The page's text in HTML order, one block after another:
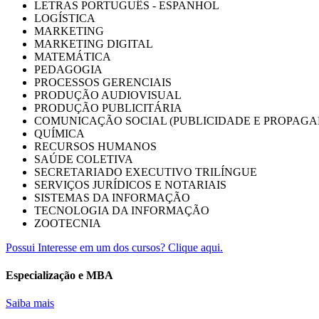
LETRAS PORTUGUÊS - ESPANHOL
LOGÍSTICA
MARKETING
MARKETING DIGITAL
MATEMÁTICA
PEDAGOGIA
PROCESSOS GERENCIAIS
PRODUÇÃO AUDIOVISUAL
PRODUÇÃO PUBLICITÁRIA
COMUNICAÇÃO SOCIAL (PUBLICIDADE E
QUÍMICA
RECURSOS HUMANOS
SAÚDE COLETIVA
SECRETARIADO EXECUTIVO TRILÍNGUE
SERVIÇOS JURÍDICOS E NOTARIAIS
SISTEMAS DA INFORMAÇÃO
TECNOLOGIA DA INFORMAÇÃO
ZOOTECNIA
Possui Interesse em um dos cursos? Clique aqui.
Especialização e MBA
Saiba mais